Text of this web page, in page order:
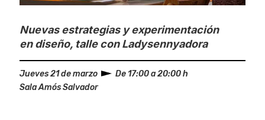
Nuevas estrategias y experimentación
en diseño, talle con Ladysennyadora
Jueves 21 de marzo
De 17:00 a 20:00 h
Sala Amós Salvador